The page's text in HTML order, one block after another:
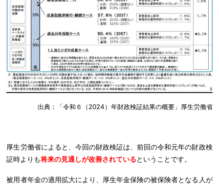
出典：「令和６（2024）年財政検証結果の概要」厚生労働省
厚生労働省によると、今回の財政検証は、前回の令和元年の財政検
証時よりも将来の見通しが改善されているということです。
被用者年金の適用拡大により、厚生年金保険の被保険者となる人が